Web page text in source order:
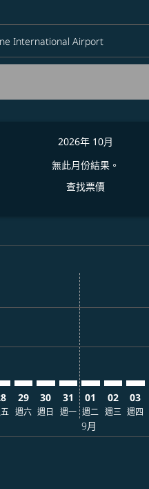
2026年 10月
無此月份結果。
查找票價
查找票價
查找票價
disclaimer. 查找票價
offers-disclaimer. 查找票價
view-offers-disclaimer. 查找
cmp-view-offers-disclaimer.
cmp-view-offers-
cmp-view-offers-
NGO–GEG: cmp-view-
29
週六
NGO–GEG: cmp-
30
週日
NGO–GEG:
31
週一
01
週二
9月
02
週三
03
週四